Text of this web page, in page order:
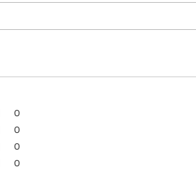
0
0
0
0